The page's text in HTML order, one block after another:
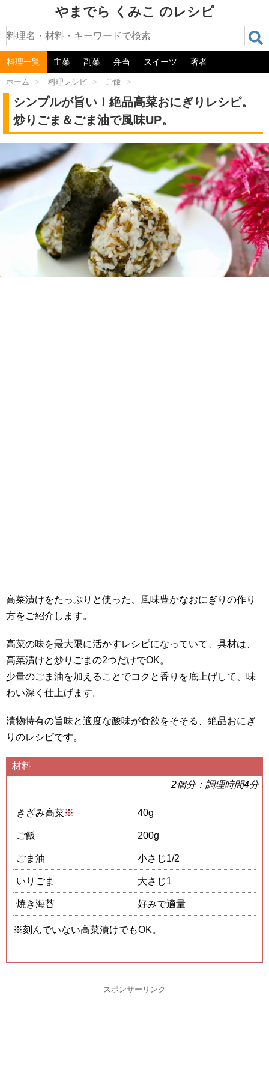
やまでら くみこ のレシピ
料理一覧 主菜 副菜 弁当 スイーツ 著者
ホーム > 料理レシピ > ご飯 >
シンプルが旨い！絶品高菜おにぎりレシピ。
炒りごま＆ごま油で風味UP。
高菜漬けをたっぷりと使った、風味豊かなおにぎりの作り
方をご紹介します。
高菜の味を最大限に活かすレシピになっていて、具材は、
高菜漬けと炒りごまの2つだけでOK。
少量のごま油を加えることでコクと香りを底上げして、味
わい深く仕上げます。
漬物特有の旨味と適度な酸味が食欲をそそる、絶品おにぎ
りのレシピです。
材料
2個分：調理時間4分
きざみ高菜※ 40g
ご飯 200g
ごま油 小さじ1/2
いりごま 大さじ1
焼き海苔 好みで適量
※刻んでいない高菜漬けでもOK。
スポンサーリンク